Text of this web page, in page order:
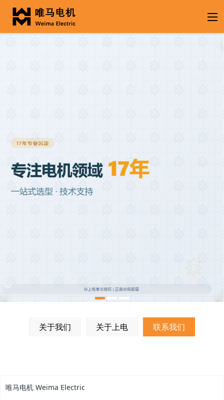
关于我们 关于上电 联系我们
唯马电机 Weima Electric